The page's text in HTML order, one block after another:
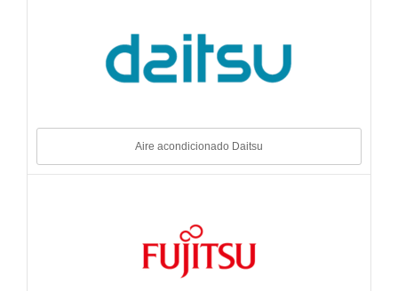
Aire acondicionado Daitsu